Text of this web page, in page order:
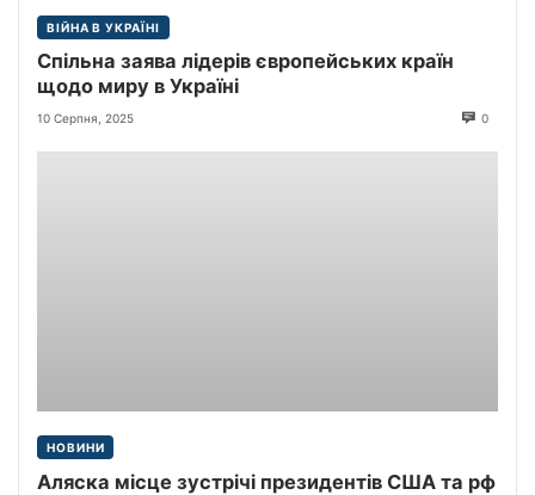
ВІЙНА В УКРАЇНІ
Спільна заява лідерів європейських країн
щодо миру в Україні
10 Серпня, 2025 0
НОВИНИ
Аляска місце зустрічі президентів США та рф